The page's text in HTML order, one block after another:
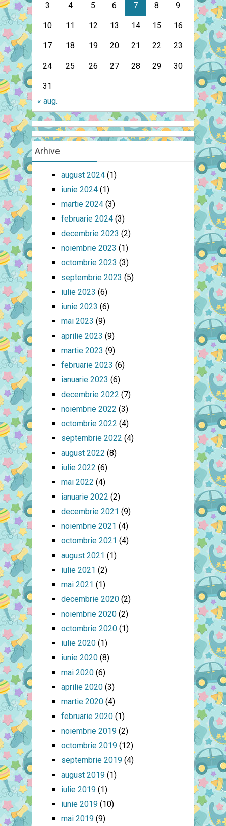
3 4 5 6 7 8 9
10 11 12 13 14 15 16
17 18 19 20 21 22 23
24 25 26 27 28 29 30
31
« aug.
Arhive
august 2024(1)
iunie 2024(1)
martie 2024(3)
februarie 2024(3)
decembrie 2023 (2)
noiembrie 2023 (1)
octombrie 2023 (3)
septembrie 2023 (5)
iulie 2023 (6)
iunie 2023 (6)
mai 2023 (9)
aprilie 2023 (9)
martie 2023 (9)
februarie 2023 (6)
ianuarie 2023 (6)
decembrie 2022 (7)
noiembrie 2022 (3)
octombrie 2022 (4)
septembrie 2022 (4)
august 2022 (8)
iulie 2022 (6)
mai 2022 (4)
ianuarie 2022 (2)
decembrie 2021 (9)
noiembrie 2021 (4)
octombrie 2021 (4)
august 2021 (1)
iulie 2021 (2)
mai 2021 (1)
decembrie 2020(2)
noiembrie 2020(2)
octombrie 2020(1)
iulie 2020(1)
iunie 2020(8)
mai 2020(6)
aprilie 2020(3)
martie 2020(4)
februarie 2020(1)
noiembrie 2019(2)
octombrie 2019(12)
septembrie 2019(4)
august 2019(1)
iulie 2019(1)
iunie 2019(10)
mai 2019(9)